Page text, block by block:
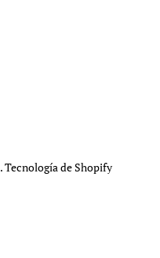
.Tecnología de Shopify